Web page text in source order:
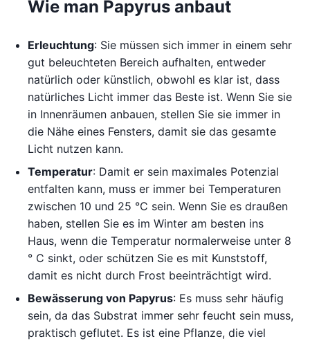
Wie man Papyrus anbaut
Erleuchtung: Sie müssen sich immer in einem sehr
gut beleuchteten Bereich aufhalten, entweder
natürlich oder künstlich, obwohl es klar ist, dass
natürliches Licht immer das Beste ist. Wenn Sie sie
in Innenräumen anbauen, stellen Sie sie immer in
die Nähe eines Fensters, damit sie das gesamte
Licht nutzen kann.
Temperatur: Damit er sein maximales Potenzial
entfalten kann, muss er immer bei Temperaturen
zwischen 10 und 25 °C sein. Wenn Sie es draußen
haben, stellen Sie es im Winter am besten ins
Haus, wenn die Temperatur normalerweise unter 8
° C sinkt, oder schützen Sie es mit Kunststoff,
damit es nicht durch Frost beeinträchtigt wird.
Bewässerung von Papyrus: Es muss sehr häufig
sein, da das Substrat immer sehr feucht sein muss,
praktisch geflutet. Es ist eine Pflanze, die viel